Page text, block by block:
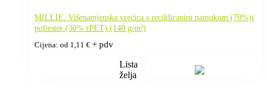
MILLIE. Višenamjenska vrećica s recikliranim pamukom (70%)i
poliester (30% rPET) (140 g/m²)
Cijena: od 1,11 € + pdv
Lista
želja